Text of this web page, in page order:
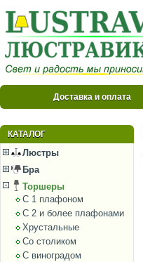
Доставка и оплата
КАТАЛОГ
Люстры
Бра
Торшеры
С 1 плафоном
С 2 и более плафонами
Хрустальные
Со столиком
С виноградом